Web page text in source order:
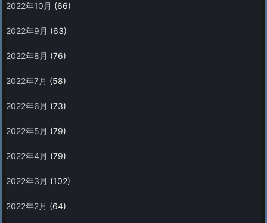
2022年10月 (66)
2022年9月 (63)
2022年8月 (76)
2022年7月 (58)
2022年6月 (73)
2022年5月 (79)
2022年4月 (79)
2022年3月 (102)
2022年2月 (64)